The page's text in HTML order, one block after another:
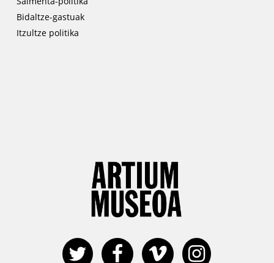
Bidaltze-gastuak
Itzultze politika